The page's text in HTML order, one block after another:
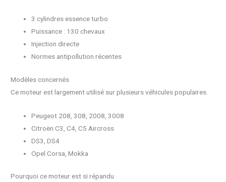
3 cylindres essence turbo
Puissance : 130 chevaux
Injection directe
Normes antipollution récentes
Modèles concernés
Ce moteur est largement utilisé sur plusieurs véhicules populaires.
Peugeot 208, 308, 2008, 3008
Citroën C3, C4, C5 Aircross
DS3, DS4
Opel Corsa, Mokka
Pourquoi ce moteur est si répandu